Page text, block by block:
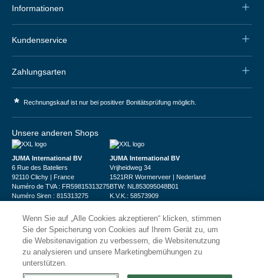
Informationen
Kundenservice
Zahlungsarten
* Rechnungskauf ist nur bei positiver Bonitätsprüfung möglich.
Unsere anderen Shops
JUMA International BV
6 Rue des Bateliers
92110 Clichy | France
Numéro de TVA : FR59815313275
Numéro Siren : 815313275
JUMA International BV
Vrijheidweg 34
1521RR Wormerveer | Nederland
BTW: NL853095048B01
K.V.K.: 58573909
© 2026XXLgastro
Wenn Sie auf „Alle Cookies akzeptieren“ klicken, stimmen
Sie der Speicherung von Cookies auf Ihrem Gerät zu, um
die Websitenavigation zu verbessern, die Websitenutzung
zu analysieren und unsere Marketingbemühungen zu
unterstützen.